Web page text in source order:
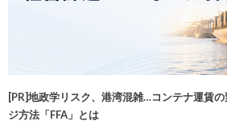
[PR]地政学リスク、港湾混雑…コンテナ運賃
ジ方法「FFA」とは